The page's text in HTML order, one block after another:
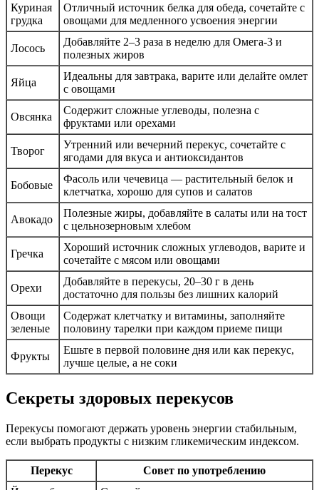
Куриная
грудка
Отличный источник белка для обеда, сочетайте с
овощами для медленного усвоения энергии
Лосось
Добавляйте 2–3 раза в неделю для Омега-3 и
полезных жиров
Яйца
Идеальны для завтрака, варите или делайте омлет
с овощами
Овсянка
Содержит сложные углеводы, полезна с
фруктами или орехами
Творог
Утренний или вечерний перекус, сочетайте с
ягодами для вкуса и антиоксидантов
Бобовые
Фасоль или чечевица — растительный белок и
клетчатка, хорошо для супов и салатов
Авокадо
Полезные жиры, добавляйте в салаты или на тост
с цельнозерновым хлебом
Гречка
Хороший источник сложных углеводов, варите и
сочетайте с мясом или овощами
Орехи
Добавляйте в перекусы, 20–30 г в день
достаточно для пользы без лишних калорий
Овощи
зеленые
Содержат клетчатку и витамины, заполняйте
половину тарелки при каждом приеме пищи
Фрукты
Ешьте в первой половине дня или как перекус,
лучше целые, а не соки
Секреты здоровых перекусов
Перекусы помогают держать уровень энергии стабильным,
если выбрать продукты с низким гликемическим индексом.
Перекус
Совет по употреблению